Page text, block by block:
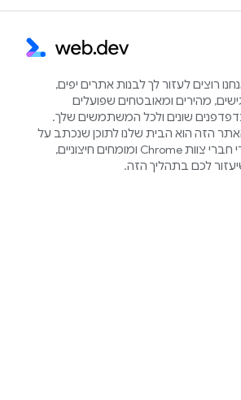
רוצים לעזור לך לבנות אתרים יפים,
מהירים ומאובטחים שפועלים
שונים ולכל המשתמשים שלך.
הזה הוא הבית שלנו לתוכן שנכתב על
ידי חברי צוות Chrome ומומחים חיצוניים,
לכם בתהליך הזה.